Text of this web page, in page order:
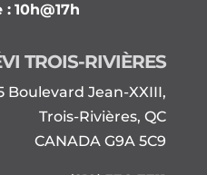
: 10h@17h
TROIS-RIVIÈRES
Boulevard Jean-XXIII,
Trois-Rivières, QC
CANADA G9A 5C9